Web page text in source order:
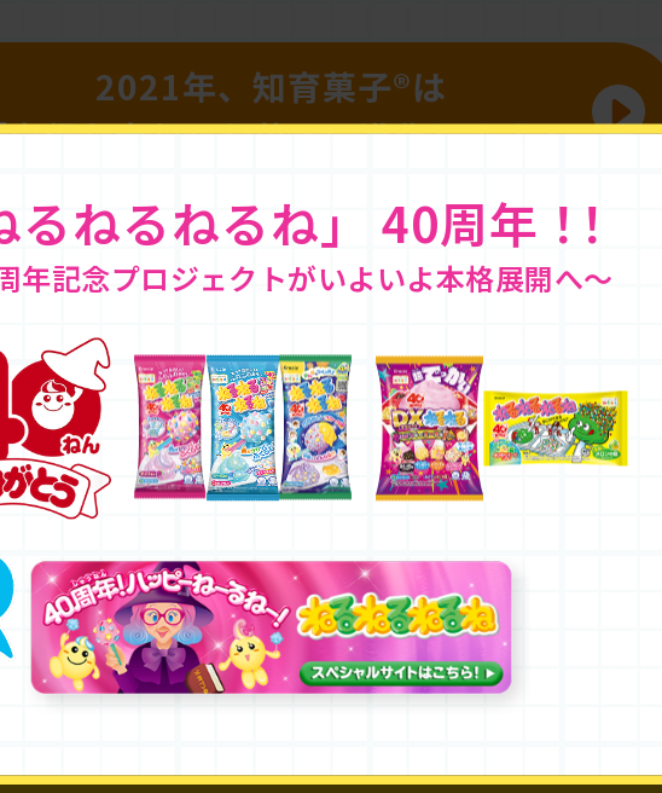
るねるねるね」 40周年 ！ ！
年記念プロジェクトがいよいよ本格展開へ〜
2021年、知育菓子®は
信を育む」お菓子に進化します！
公式インスタグラムはこちら
ちゃお！ ぷにかわマイメロディ」新発売